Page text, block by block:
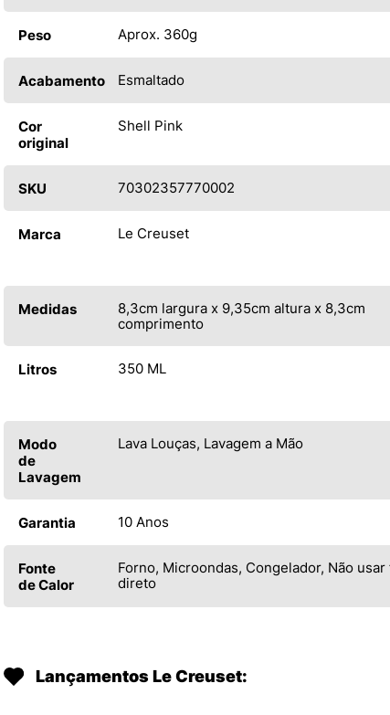
Peso Aprox. 360g
Acabamento Esmaltado
Cor
original
Shell Pink
SKU 70302357770002
Marca Le Creuset
Medidas
8,3cm largura x 9,35cm altura x 8,3cm
comprimento
Litros 350 ML
Modo
de
Lavagem
Lava Louças, Lavagem a Mão
Garantia 10 Anos
Fonte
de Calor
Forno, Microondas, Congelador, Não usar
direto
Lançamentos Le Creuset: